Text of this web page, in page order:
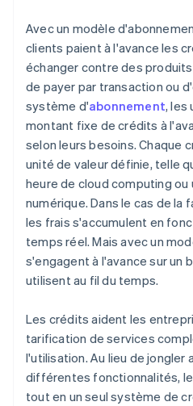
Avec un modèle
clients paient à l'avance les
échanger contre des
de payer par transaction ou
système d'abonnement, les
montant fixe de crédits à
selon leurs besoins. Chaque
unité de valeur définie, telle
heure de cloud computing
numérique. Dans le cas de la
les frais s'accumulent en
temps réel. Mais avec un
s'engagent à l'avance sur un
utilisent au fil du temps.
Les crédits aident les
tarification de services
l'utilisation. Au lieu de jongler
différentes fonctionnalités,
tout en un seul système de